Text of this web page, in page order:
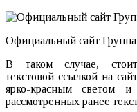
Официальный сайт
В таком случае, стоит
текстовой ссылкой на
ярко-красным светом и
рассмотренных ранее